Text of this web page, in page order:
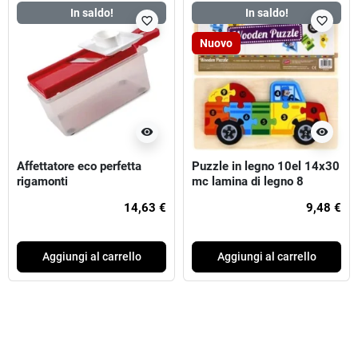
In saldo!
visibility
favorite_border
Affettatore eco perfetta
rigamonti
14,63 €
Aggiungi al carrello
In saldo!
Nuovo
visibility
favorite_border
Puzzle in legno 10el 14x30
mc lamina di legno 8
9,48 €
Aggiungi al carrello